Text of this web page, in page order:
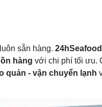
sẵn hàng. 24hSeafood
hàng với chi phí tối ưu.
quản - vận chuyển lạnh